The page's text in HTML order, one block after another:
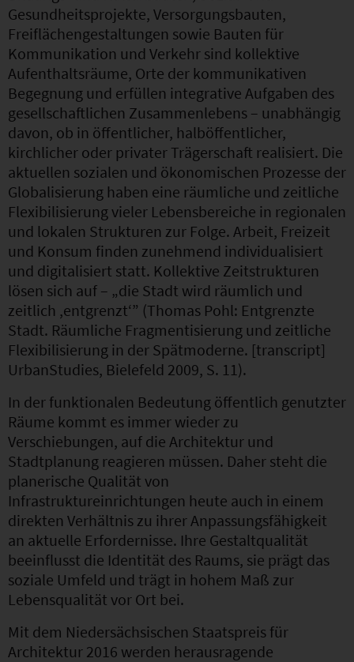
Gesundheitsprojekte, Versorgungsbauten,
Freiflächengestaltungen sowie Bauten für
Kommunikation und Verkehr sind kollektive
Aufenthaltsräume, Orte der kommunikativen
Begegnung und erfüllen integrative Aufgaben des
gesellschaftlichen Zusammenlebens – unabhängig
davon, ob in öffentlicher, halböffentlicher,
kirchlicher oder privater Trägerschaft realisiert. Die
aktuellen sozialen und ökonomischen Prozesse der
Globalisierung haben eine räumliche und zeitliche
Flexibilisierung vieler Lebensbereiche in regionalen
und lokalen Strukturen zur Folge. Arbeit, Freizeit
und Konsum finden zunehmend individualisiert
und digitalisiert statt. Kollektive Zeitstrukturen
lösen sich auf – „die Stadt wird räumlich und
zeitlich ,entgrenzt‘” (Thomas Pohl: Entgrenzte
Stadt. Räumliche Fragmentisierung und zeitliche
Flexibilisierung in der Spätmoderne. [transcript]
UrbanStudies, Bielefeld 2009, S. 11).
In der funktionalen Bedeutung öffentlich genutzter
Räume kommt es immer wieder zu
Verschiebungen, auf die Architektur und
Stadtplanung reagieren müssen. Daher steht die
planerische Qualität von
Infrastruktureinrichtungen heute auch in einem
direkten Verhältnis zu ihrer Anpassungsfähigkeit
an aktuelle Erfordernisse. Ihre Gestaltqualität
beeinflusst die Identität des Raums, sie prägt das
soziale Umfeld und trägt in hohem Maß zur
Lebensqualität vor Ort bei.
Mit dem Niedersächsischen Staatspreis für
Architektur 2016 werden herausragende